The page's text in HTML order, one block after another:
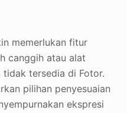
memerlukan fitur
canggih atau alat
tersedia di Fotor.
pilihan penyesuaian
ekspresi